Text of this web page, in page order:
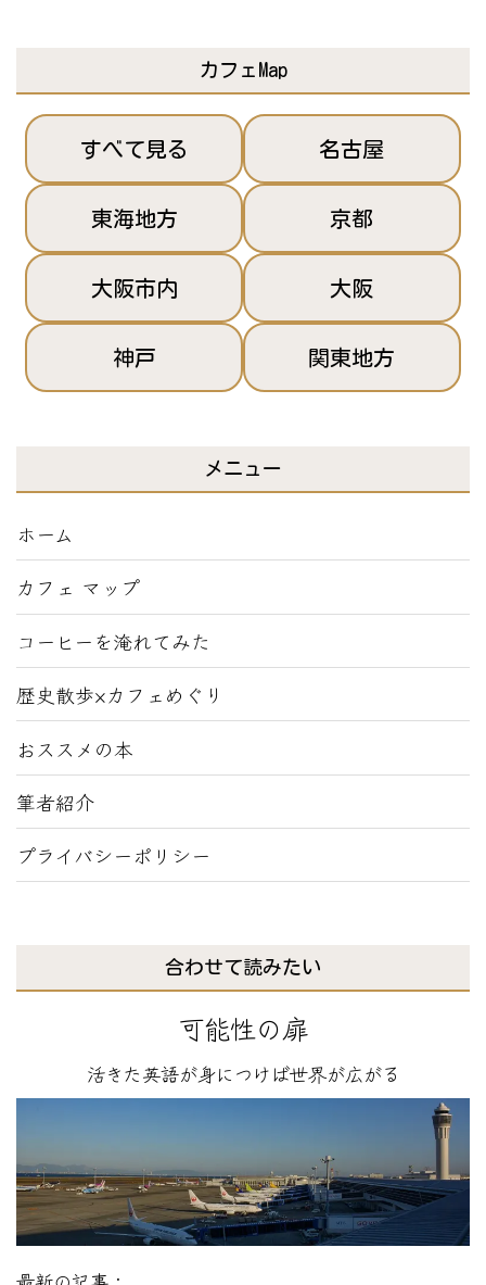
カフェMap
すべて見る 名古屋
東海地方 京都
大阪市内 大阪
神戸 関東地方
メニュー
ホーム
カフェ マップ
コーヒーを淹れてみた
歴史散歩×カフェめぐり
おススメの本
筆者紹介
プライバシーポリシー
合わせて読みたい
可能性の扉
活きた英語が身につけば世界が広がる